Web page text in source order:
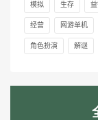
模拟 生存 益
经营 网游单机
角色扮演 解谜